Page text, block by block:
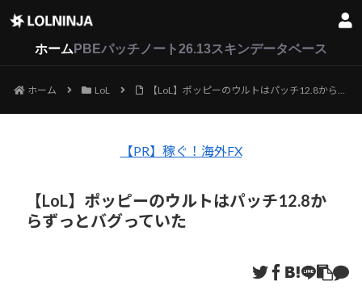
ホーム PBEパッチノート26.13スキンデータベース
ホーム LoL 【LoL】ポッピーのウルトはパッチ12.8からずっとバグっていた
【PR】稼ぐ！海外FX
【LoL】ポッピーのウルトはパッチ12.8か
らずっとバグっていた